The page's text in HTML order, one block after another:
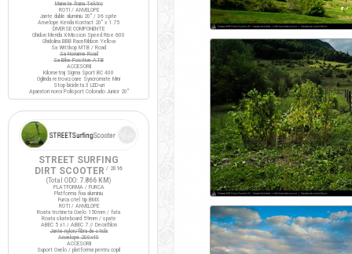
Manete frana Tektro
ROTI / ANVELOPE
Jante duble aluminiu 20" / 36 spite
Anvelope Kenda Kontact 20" x 1.75
DIVERSE COMPONENTE
Ghidon Merida X-Mission Speed Rise 600
Ghidolina BBB RaceRibbon Yellow
Sa Wittkop MTB / Road
Sa Noname Road
Sa Bike Positive ATB
ACCESORII
Kilometraj Sigma Sport BC 400
Oglinda retrovizoare Syncromate Mini
Stop bicicleta 3 LED-uri
Aparatori noroi Polisport Colorado Junior 20"
STREET SURFING
DIRT SCOOTER / 2016
(Total ODO: 7.866 KM )
PLATFORMA / FURCA
Platforma fixa aluminiu
Furca otel tip BMX
ROTI / ANVELOPE
Roata trotineta Oxelo 150mm / fata
Roata skateboard 59mm / spate
ABEC 5 x1 / ABEC 7 // Decathlon
Jante nylon/fibra de sticla
Anvelope 200x40
ACCESORII
Suport Oxelo / platforma pentru copil